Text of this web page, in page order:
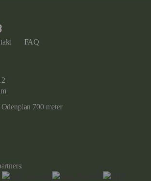
FAQ
700 meter